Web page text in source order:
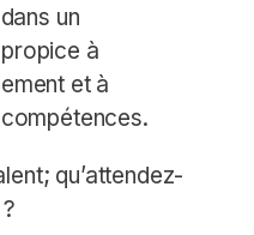
un
à
et à
qu’attendez-